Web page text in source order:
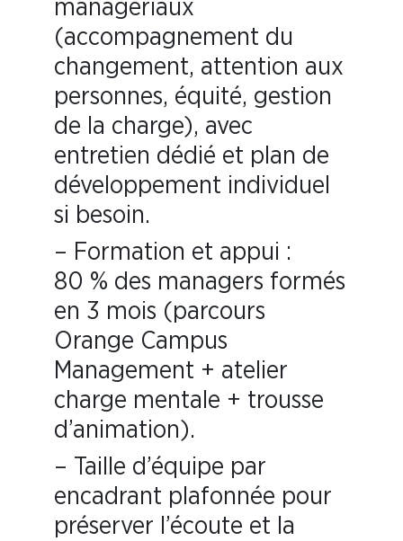
managériaux
(accompagnement du
changement, attention aux
personnes, équité, gestion
de la charge), avec
entretien dédié et plan de
développement individuel
si besoin.
– Formation et appui :
80 % des managers formés
en 3 mois (parcours
Orange Campus
Management + atelier
charge mentale + trousse
d’animation).
– Taille d’équipe par
encadrant plafonnée pour
préserver l’écoute et la